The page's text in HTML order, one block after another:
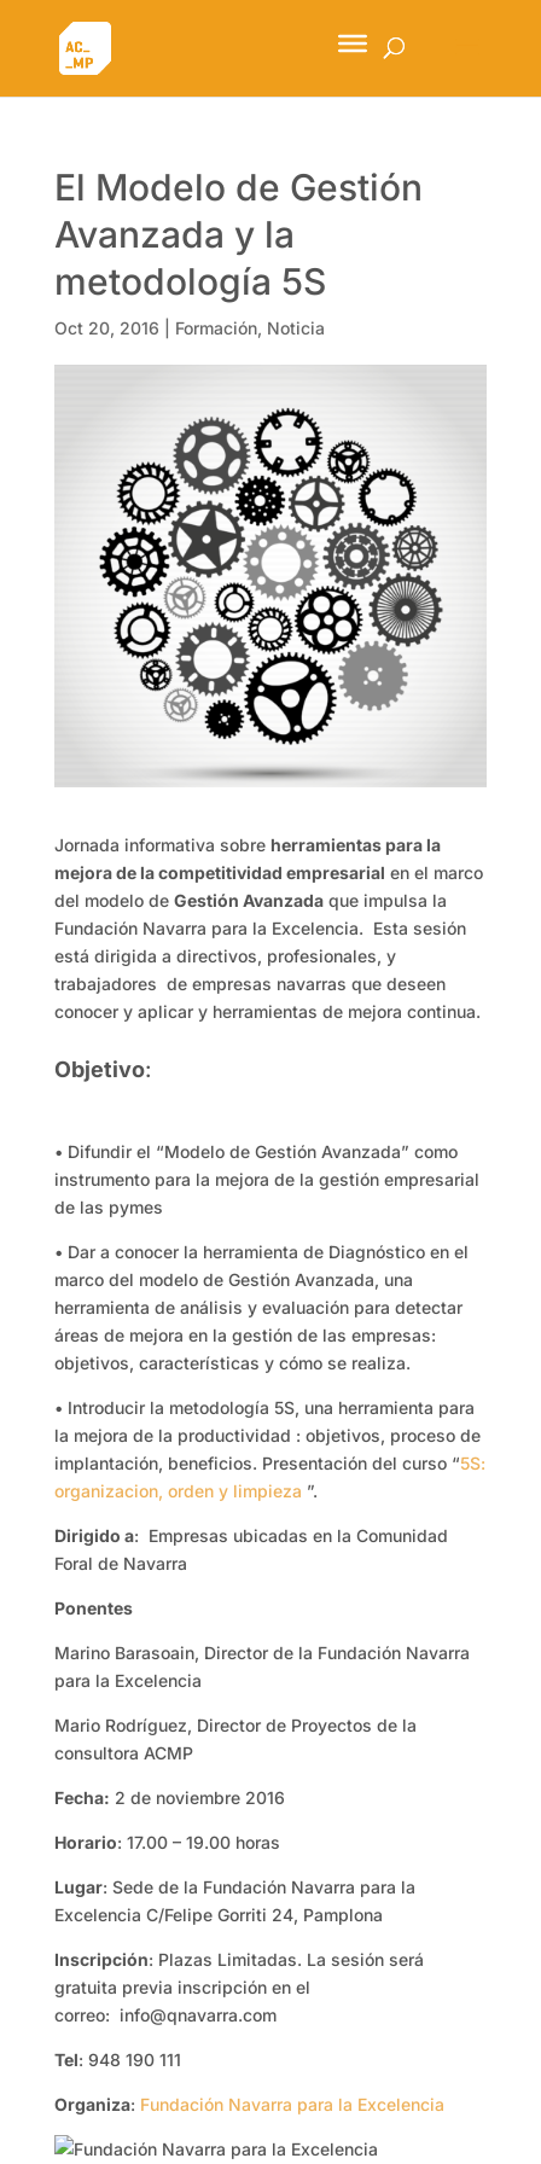
El Modelo de Gestión
Avanzada y la
metodología 5S
Oct 20, 2016 Formación, Noticia
Jornada informativa sobre herramientas para la
mejora de la competitividad empresarial en el marco
del modelo de Gestión Avanzadaque impulsa la
Fundación Navarra para la Excelencia. Esta sesión
está dirigida a directivos, profesionales, y
trabajadores de empresas navarras que deseen
conocer y aplicar y herramientas de mejora continua.
Objetivo:
• Difundir el “Modelo de Gestión Avanzada” como
instrumento para la mejora de la gestión empresarial
de las pymes
• Dar a conocer la herramienta de Diagnóstico en el
marco del modelo de Gestión Avanzada, una
herramienta de análisis y evaluación para detectar
áreas de mejora en la gestión de las empresas:
objetivos, características y cómo se realiza.
• Introducir la metodología 5S, una herramienta para
la mejora de la productividad : objetivos, proceso de
implantación, beneficios. Presentación del curso “5S:
organizacion, orden y limpieza ”.
Dirigido a: Empresas ubicadas en la Comunidad
Foral de Navarra
Ponentes
Marino Barasoain, Director de la Fundación Navarra
para la Excelencia
Mario Rodríguez, Director de Proyectos de la
consultora ACMP
Fecha: 2 de noviembre 2016
Horario: 17.00 – 19.00 horas
Lugar: Sede de la Fundación Navarra para la
Excelencia C/Felipe Gorriti 24, Pamplona
Inscripción: Plazas Limitadas. La sesión será
gratuita previa inscripción en el
correo: info@qnavarra.com
Tel: 948 190 111
Organiza: Fundación Navarra para la Excelencia